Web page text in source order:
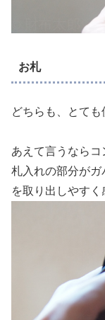
お札
どちらも、とても
あえて言うならコ
札入れの部分が
を取り出しやすく